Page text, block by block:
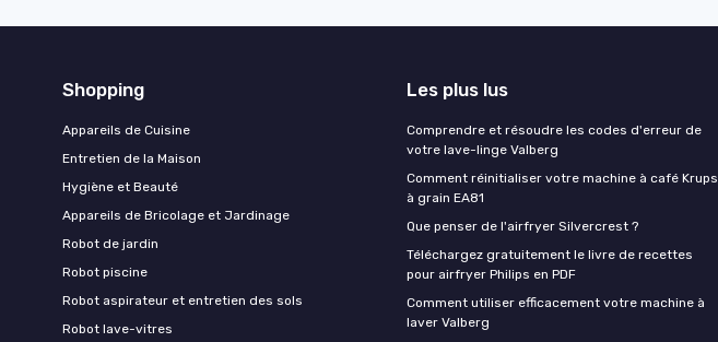
Shopping
Appareils de Cuisine
Entretien de la Maison
Hygiène et Beauté
Appareils de Bricolage et Jardinage
Robot de jardin
Robot piscine
Robot aspirateur et entretien des sols
Robot lave-vitres
Les plus lus
Comprendre et résoudre les codes d'erreur de
votre lave-linge Valberg
Comment réinitialiser votre machine à café Krups
à grain EA81
Que penser de l'airfryer Silvercrest ?
Téléchargez gratuitement le livre de recettes
pour airfryer Philips en PDF
Comment utiliser efficacement votre machine à
laver Valberg